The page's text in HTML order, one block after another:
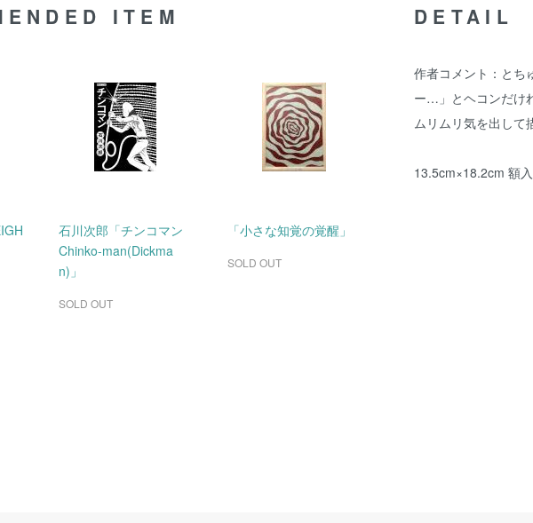
DETAIL
作者コメント：とち
ー…」とヘコンだけ
ムリムリ気を出して
13.5cm×18.2cm 額
ITEM
石川次郎「チンコマン
Chinko-man(Dickma
n)」
SOLD OUT
「小さな知覚の覚醒」
SOLD OUT